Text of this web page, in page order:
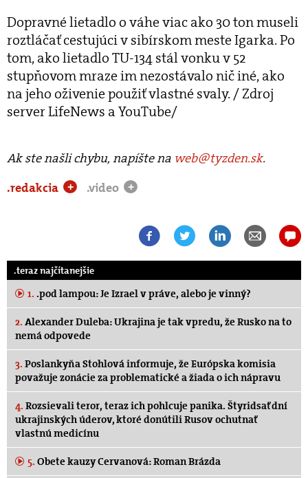
Dopravné lietadlo o váhe viac ako 30 ton museli
roztláčať cestujúci v sibírskom meste Igarka. Po
tom, ako lietadlo TU-134 stál vonku v 52
stupňovom mraze im nezostávalo nič iné, ako
na jeho oživenie použiť vlastné svaly. / Zdroj
server LifeNews a YouTube/
Ak ste našli chybu, napíšte na web@tyzden.sk.
.redakcia
+ .video +
.teraz najčítanejšie
1. .pod lampou: Je Izrael v práve, alebo je vinný?
2. Alexander Duleba: Ukrajina je tak vpredu, že Rusko na to
nemá odpovede
3. Poslankyňa Stohlová informuje, že Európska komisia
považuje zonácie za problematické a žiada o ich nápravu
4. Rozsievali teror, teraz ich pohlcuje panika. Štyridsať dní
ukrajinských úderov, ktoré donútili Rusov ochutnať
vlastnú medicínu
5. Obete kauzy Cervanová: Roman Brázda